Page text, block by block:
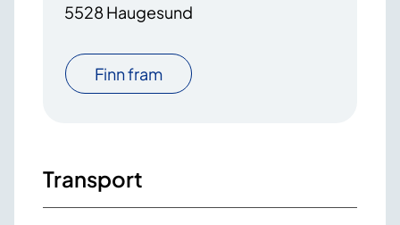
5528 Haugesund
Finn fram
Transport